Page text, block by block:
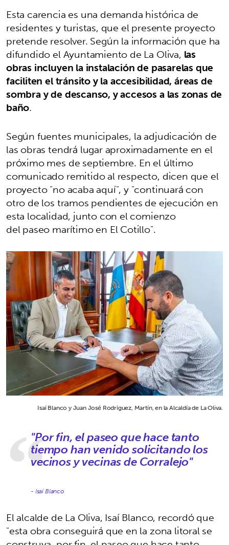
Esta carencia es una demanda histórica de
residentes y turistas, que el presente proyecto
pretende resolver. Según la información que ha
difundido el Ayuntamiento de La Oliva, las
obras incluyen la instalación de pasarelas que
faciliten el tránsito y la accesibilidad, áreas de
sombra y de descanso, y accesos a las zonas de
baño.
Según fuentes municipales, la adjudicación de
las obras tendrá lugar aproximadamente en el
próximo mes de septiembre. En el último
comunicado remitido al respecto, dicen que el
proyecto "no acaba aquí", y "continuará con
otro de los tramos pendientes de ejecución en
esta localidad, junto con el comienzo
del paseo marítimo en El Cotillo".
Isaí Blanco y Juan José Rodríguez, Martín, en la Alcaldía de La Oliva.
"Por fin, el paseo que hace tanto
tiempo han venido solicitando los
vecinos y vecinas de Corralejo"
- Isaí Blanco
El alcalde de La Oliva, Isaí Blanco, recordó que
"esta obra conseguirá que en la zona litoral se